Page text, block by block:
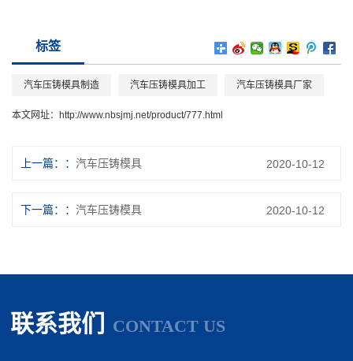
标签
汽车压铸模具制造 汽车压铸模具加工 汽车压铸模具厂家
本文网址： http://www.nbsjmj.net/product/777.html
上一篇： 汽车压铸模具 2020-10-12
下一篇： 汽车压铸模具 2020-10-12
联系我们 CONTACT US